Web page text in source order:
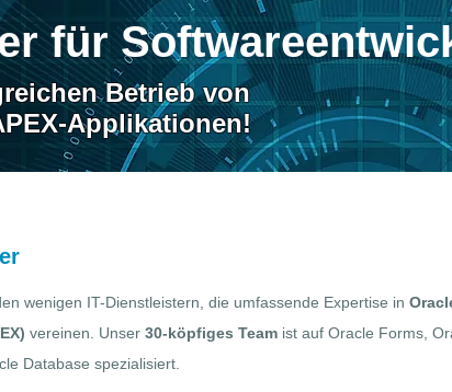
für
Betrieb von
Applikationen!
wenigen IT-Dienstleistern, die umfassende Expertise in
vereinen. Unser 30-köpfiges Teamist auf Oracle Forms,
Database spezialisiert.